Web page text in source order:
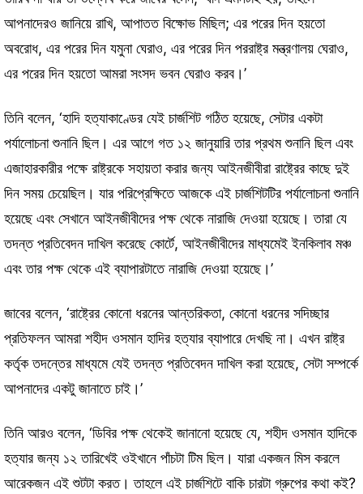
আপনাদেরও জানিয়ে রাখি, আপাতত বিক্ষোভ মিছিল; এর পরের দিন হয়তো
অবরোধ, এর পরের দিন যমুনা ঘেরাও, এর পরের দিন পররাষ্ট্র মন্ত্রণালয় ঘেরাও,
এর পরের দিন হয়তো আমরা সংসদ ভবন ঘেরাও করব।’
তিনি বলেন, ‘হাদি হত্যাকাণ্ডের যেই চার্জশিট গঠিত হয়েছে, সেটার একটা
পর্যালোচনা শুনানি ছিল। এর আগে গত ১২ জানুয়ারি তার প্রথম শুনানি ছিল এবং
এজাহারকারীর পক্ষে রাষ্ট্রকে সহায়তা করার জন্য আইনজীবীরা রাষ্ট্রের কাছে দুই
দিন সময় চেয়েছিল। যার পরিপ্রেক্ষিতে আজকে এই চার্জশিটটির পর্যালোচনা শুনানি
হয়েছে এবং সেখানে আইনজীবীদের পক্ষ থেকে নারাজি দেওয়া হয়েছে। তারা যে
তদন্ত প্রতিবেদন দাখিল করেছে কোর্টে, আইনজীবীদের মাধ্যমেই ইনকিলাব মঞ্চ
এবং তার পক্ষ থেকে এই ব্যাপারটাতে নারাজি দেওয়া হয়েছে।’
জাবের বলেন, ‘রাষ্ট্রের কোনো ধরনের আন্তরিকতা, কোনো ধরনের সদিচ্ছার
প্রতিফলন আমরা শহীদ ওসমান হাদির হত্যার ব্যাপারে দেখছি না। এখন রাষ্ট্র
কর্তৃক তদন্তের মাধ্যমে যেই তদন্ত প্রতিবেদন দাখিল করা হয়েছে, সেটা সম্পর্কে
আপনাদের একটু জানাতে চাই।’
তিনি আরও বলেন, ‘ডিবির পক্ষ থেকেই জানানো হয়েছে যে, শহীদ ওসমান হাদিকে
হত্যার জন্য ১২ তারিখেই ওইখানে পাঁচটা টিম ছিল। যারা একজন মিস করলে
আরেকজন এই শুটটা করত। তাহলে এই চার্জশিটে বাকি চারটা গ্রুপের কথা কই?